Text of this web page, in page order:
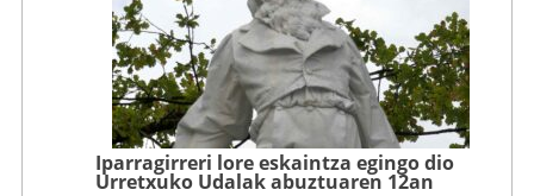
Iparragirreri lore eskaintza egingo dio
Urretxuko Udalak abuztuaren 12an